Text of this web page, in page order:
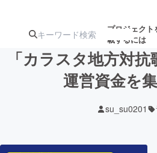
プロジェクト
載するには
ジェクト
ロ
「カラスタ地方対
運営資金を
su_su0201